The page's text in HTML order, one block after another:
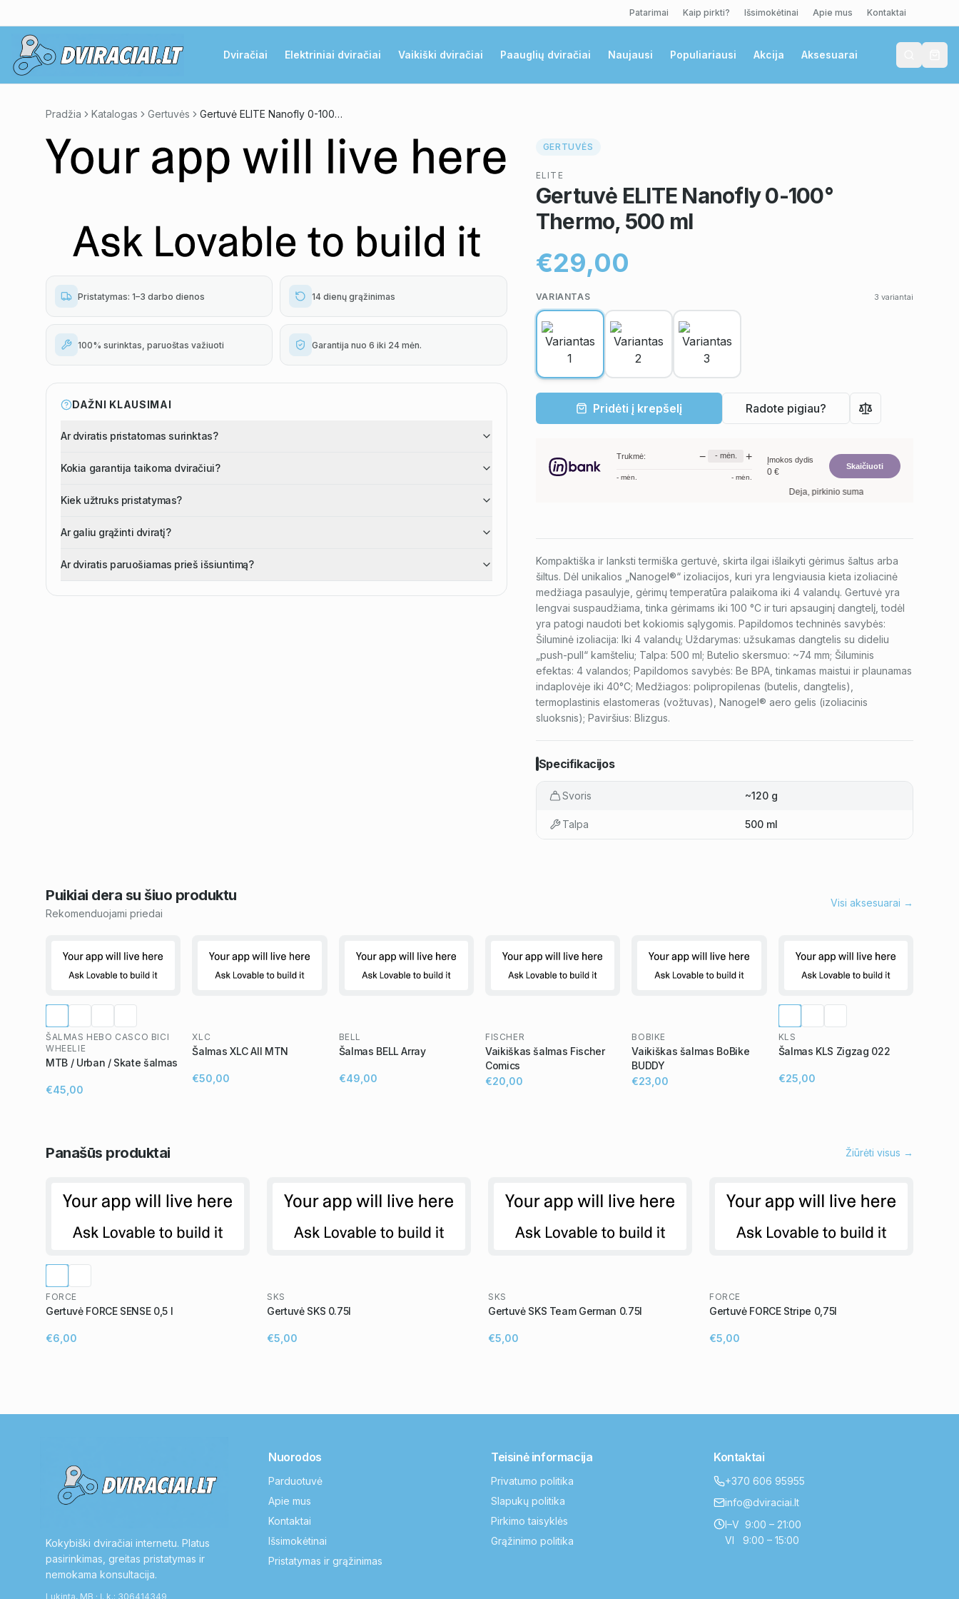
Patarimai Kaip pirkti? Išsimokėtinai Apie mus Kontaktai
Dviračiai Elektriniai dviračiai Vaikiški dviračiai Paauglių dviračiai Naujausi Populiariausi Akcija Aksesuarai
Pradžia Katalogas Gertuvės Gertuvė ELITE Nanofly 0-100° Thermo, 500 ml
Pristatymas: 1–3 darbo dienos 14 dienų grąžinimas
100% surinktas, paruoštas važiuoti Garantija nuo 6 iki 24 mėn.
DAŽNI KLAUSIMAI
Ar dviratis pristatomas surinktas?
Kokia garantija taikoma dviračiui?
Kiek užtruks pristatymas?
Ar galiu grąžinti dviratį?
Ar dviratis paruošiamas prieš išsiuntimą?
GERTUVĖS
ELITE
Gertuvė ELITE Nanofly 0-100°
Thermo, 500 ml
€29,00
VARIANTAS 3 variantai
Pridėti į krepšelį Radote pigiau?
Trukmė: − -mėn. +
-mėn. - mėn.
Įmokos dydis
0 €
Skaičiuoti
Deja, pirkinio suma per maža. Minimalus
Kompaktiška ir lanksti termiška gertuvė, skirta ilgai išlaikyti gėrimus šaltus arba
šiltus. Dėl unikalios „Nanogel®“ izoliacijos, kuri yra lengviausia kieta izoliacinė
medžiaga pasaulyje, gėrimų temperatūra palaikoma iki 4 valandų. Gertuvė yra
lengvai suspaudžiama, tinka gėrimams iki 100 °C ir turi apsauginį dangtelį, todėl
yra patogi naudoti bet kokiomis sąlygomis. Papildomos techninės savybės:
Šiluminė izoliacija: Iki 4 valandų; Uždarymas: užsukamas dangtelis su dideliu
„push-pull“ kamšteliu; Talpa: 500 ml; Butelio skersmuo: ~74 mm; Šiluminis
efektas: 4 valandos; Papildomos savybės: Be BPA, tinkamas maistui ir plaunamas
indaplovėje iki 40°C; Medžiagos: polipropilenas (butelis, dangtelis),
termoplastinis elastomeras (vožtuvas), Nanogel® aero gelis (izoliacinis
sluoksnis); Paviršius: Blizgus.
Specifikacijos
Svoris ~120 g
Talpa 500 ml
Puikiai dera su šiuo produktu
Rekomenduojami priedai
Visi aksesuarai →
ŠALMAS HEBO CASCO BICI
WHEELIE
MTB / Urban / Skate šalmas
€45,00
XLC
Šalmas XLC All MTN
€50,00
BELL
Šalmas BELL Array
€49,00
FISCHER
Vaikiškas šalmas Fischer
Comics
€20,00
BOBIKE
Vaikiškas šalmas BoBike
BUDDY
€23,00
KLS
Šalmas KLS Zigzag 022
€25,00
Panašūs produktai Žiūrėti visus →
FORCE
Gertuvė FORCE SENSE 0,5 l
€6,00
SKS
Gertuvė SKS 0.75l
€5,00
SKS
Gertuvė SKS Team German 0.75l
€5,00
FORCE
Gertuvė FORCE Stripe 0,75l
€5,00
Kokybiški dviračiai internetu. Platus
pasirinkimas, greitas pristatymas ir
nemokama konsultacija.
Lukinta, MB · Į. k.: 306414349
Nuorodos
Parduotuvė
Apie mus
Kontaktai
Išsimokėtinai
Pristatymas ir grąžinimas
Teisinė informacija
Privatumo politika
Slapukų politika
Pirkimo taisyklės
Grąžinimo politika
Kontaktai
+370 606 95955
info@dviraciai.lt
I–V 9:00 – 21:00
VI 9:00 – 15:00